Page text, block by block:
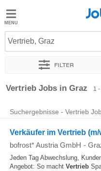
Jobted
Jobs
Vertrieb, Graz
Filter
Sortieren nach Genauer
Vertrieb Jobs in Graz 1
Suchergebnisse - Vertrieb
Verkäufer im Vertrieb (m/
bofrost* Austria GmbH -
Jeden Tag Abwechslung,
Angebot: So macht Vertrieb